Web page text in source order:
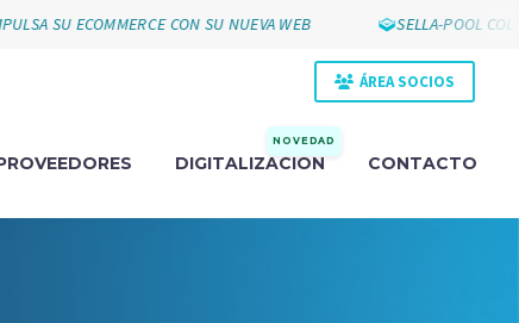
SU ECOMMERCE CON SU NUEVA WEB SELLA-POOL
ÁREA SOCIOS
DIGITALIZACIÓN
NOVEDAD
CONTACTO